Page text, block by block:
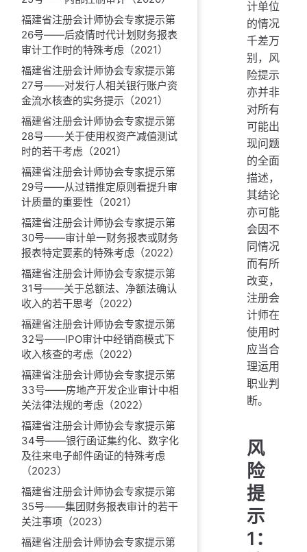
福建省注册会计师协会专家提示第
26号——后疫情时代计划财务报表
审计工作时的特殊考虑（2021）
福建省注册会计师协会专家提示第
27号——对发行人相关银行账户资
金流水核查的实务提示（2021）
福建省注册会计师协会专家提示第
28号——关于使用权资产减值测试
时的若干考虑（2021）
福建省注册会计师协会专家提示第
29号——从过错推定原则看提升审
计质量的重要性（2021）
福建省注册会计师协会专家提示第
30号——审计单一财务报表或财务
报表特定要素的特殊考虑（2022）
福建省注册会计师协会专家提示第
31号——关于总额法、净额法确认
收入的若干思考（2022）
福建省注册会计师协会专家提示第
32号——IPO审计中经销商模式下
收入核查的考虑（2022）
福建省注册会计师协会专家提示第
33号——房地产开发企业审计中相
关法律法规的考虑（2022）
福建省注册会计师协会专家提示第
34号——银行函证集约化、数字化
及往来电子邮件函证的特殊考虑
（2023）
福建省注册会计师协会专家提示第
35号——集团财务报表审计的若干
关注事项（2023）
福建省注册会计师协会专家提示第
计单位
的情况
千差万
别，风
险提示
亦并非
对所有
可能出
现问题
的全面
描述，
其结论
亦可能
会因不
同情况
而有所
改变，
注册会
计师在
使用时
应当合
理运用
职业判
断。
风
险
提
示
1：